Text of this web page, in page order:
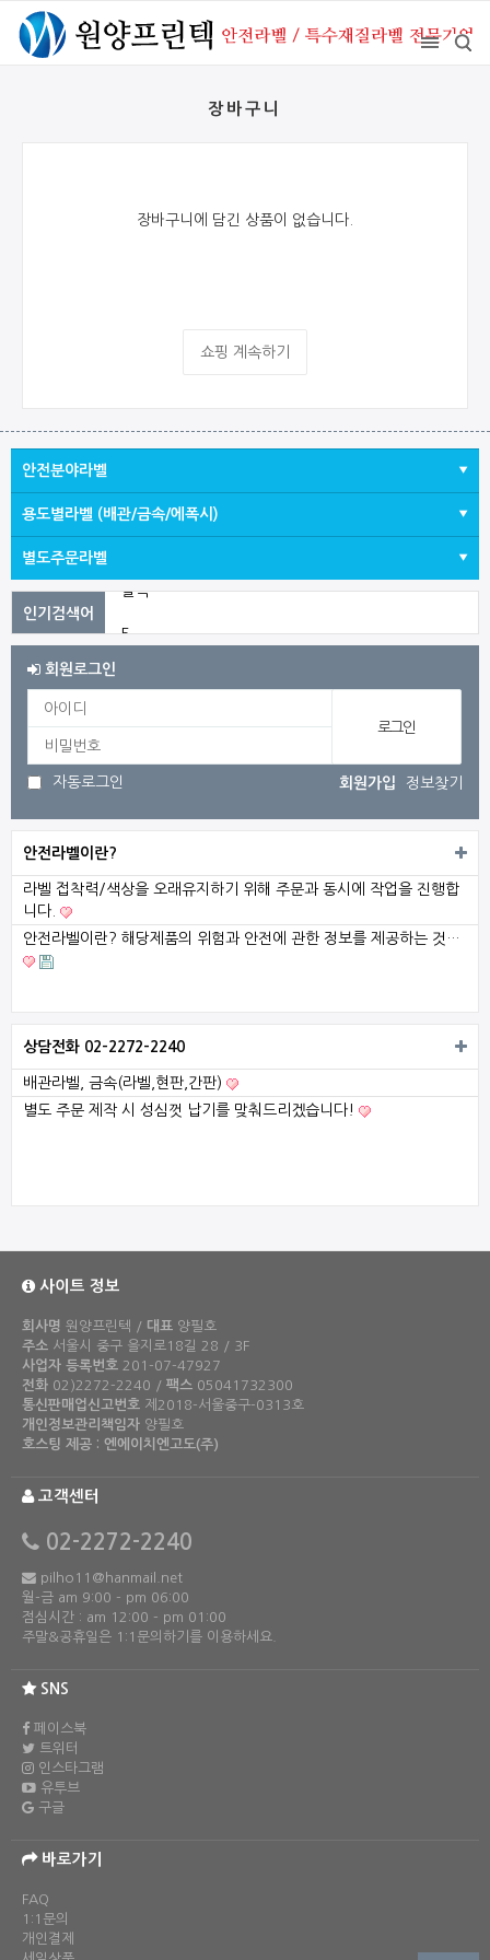
장바구니
장바구니에 담긴 상품이 없습니다.
쇼핑 계속하기
안전분야라벨
용도별라벨 (배관/금속/에폭시)
별도주문라벨
회원로그인
자동로그인 회원가입 정보찾기
안전라벨이란?
라벨 접착력/색상을 오래유지하기 위해 주문과 동시에 작업을 진행합
니다.
안전라벨이란? 해당제품의 위험과 안전에 관한 정보를 제공하는 것…
상담전화 02-2272-2240
배관라벨, 금속(라벨,현판,간판)
별도 주문 제작 시 성심껏 납기를 맞춰드리겠습니다!
사이트 정보
회사명 원양프린텍 / 대표 양필호
주소 서울시 중구 을지로18길 28 / 3F
사업자 등록번호 201-07-47927
전화 02)2272-2240 / 팩스 05041732300
통신판매업신고번호 제2018-서울중구-0313호
개인정보관리책임자 양필호
호스팅 제공 : 엔에이치엔고도(주)
고객센터
02-2272-2240
pilho11@hanmail.net
월-금 am 9:00 - pm 06:00
점심시간 : am 12:00 - pm 01:00
주말&공휴일은 1:1문의하기를 이용하세요.
SNS
페이스북
트위터
인스타그램
유투브
구글
바로가기
FAQ
1:1문의
개인결제